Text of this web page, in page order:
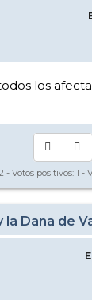
los
- Votos positivos: 1 -
la Dana de